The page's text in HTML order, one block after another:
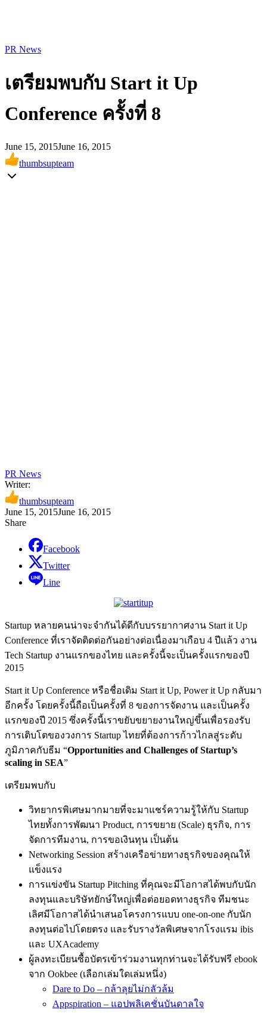
PR News
เตรียมพบกับ Start it Up
Conference ครั้งที่ 8
June 15, 2015June 16, 2015
thumbsupteam
PR News
Writer:
thumbsupteam
June 15, 2015June 16, 2015
Share
Facebook
Twitter
Line
Startup หลายคนน่าจะจำกันได้ดีกับบรรยากาศงาน Start it Up
Conference ที่เราจัดติดต่อกันอย่างต่อเนื่องมาเกือบ 4 ปีแล้ว งาน
Tech Startup งานแรกของไทย และครั้งนี้จะเป็นครั้งแรกของปี
2015
Start it Up Conference หรือชื่อเดิม Start it Up, Power it Up กลับมา
อีกครั้ง โดยครั้งนี้ถือเป็นครั้งที่ 8 ของการจัดงาน และเป็นครั้ง
แรกของปี 2015 ซึ่งครั้งนี้เราขยับขยายงานใหญ่ขึ้นเพื่อรองรับ
การเติบโตของวงการ Startup ไทยที่ต้องการก้าวไกลสู่ระดับ
ภูมิภาคกับธีม “Opportunities and Challenges of Startup’s
scaling in SEA”
เตรียมพบกับ
วิทยากรพิเศษมากมายที่จะมาแชร์ความรู้ให้กับ Startup
ไทยทั้งการพัฒนา Product, การขยาย (Scale) ธุรกิจ, การ
จัดการทีมงาน, การขอเงินทุน เป็นต้น
Networking Session สร้างเครือข่ายทางธุรกิจของคุณให้
แข็งแรง
การแข่งขัน Startup Pitching ที่คุณจะมีโอกาสได้พบกับนัก
ลงทุนและบริษัทยักษ์ใหญ่เพื่อต่อยอดทางธุรกิจ ทีมชนะ
เลิศมีโอกาสได้นำเสนอโครงการแบบ one-on-one กับนัก
ลงทุนต่อไปโดยตรง และรับรางวัลพิเศษจากโรงแรม ibis
และ UXAcademy
ผู้ลงทะเบียนซื้อบัตรเข้าร่วมงานทุกท่านจะได้รับฟรี ebook
จาก Ookbee (เลือกเล่มใดเล่มหนึ่ง)
Dare to Do – กล้าลุยไม่กลัวล้ม
Appspiration – แอปพลิเคชั่นบันดาลใจ